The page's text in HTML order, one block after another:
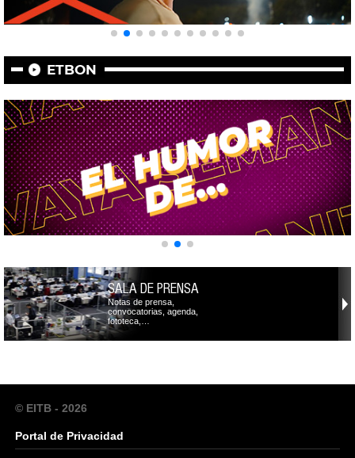
ETBON
SALA DE PRENSA
Notas de prensa,
convocatorias, agenda,
fototeca,…
© EITB - 2026
Portal de Privacidad